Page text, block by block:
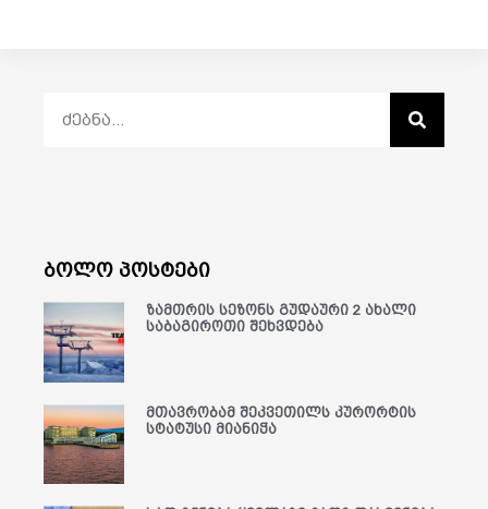
ბოლო პოსტები
ზამთრის სეზონს გუდაური 2 ახალი
საბაგიროთი შეხვდება
მთავრობამ შეკვეთილს კურორტის
სტატუსი მიანიჭა